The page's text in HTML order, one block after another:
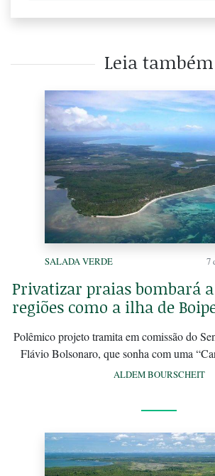
Leia também
SALADA VERDE 7
Privatizar praias bombará
regiões como a ilha de
Polêmico projeto tramita em comissão do
Flávio Bolsonaro, que sonha com uma
ALDEM BOURSCHEIT